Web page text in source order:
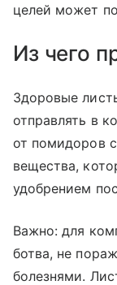
целей может
Из чего
Здоровые
отправлять в
от помидоров
вещества,
удобрением
Важно: для
ботва, не
болезнями.